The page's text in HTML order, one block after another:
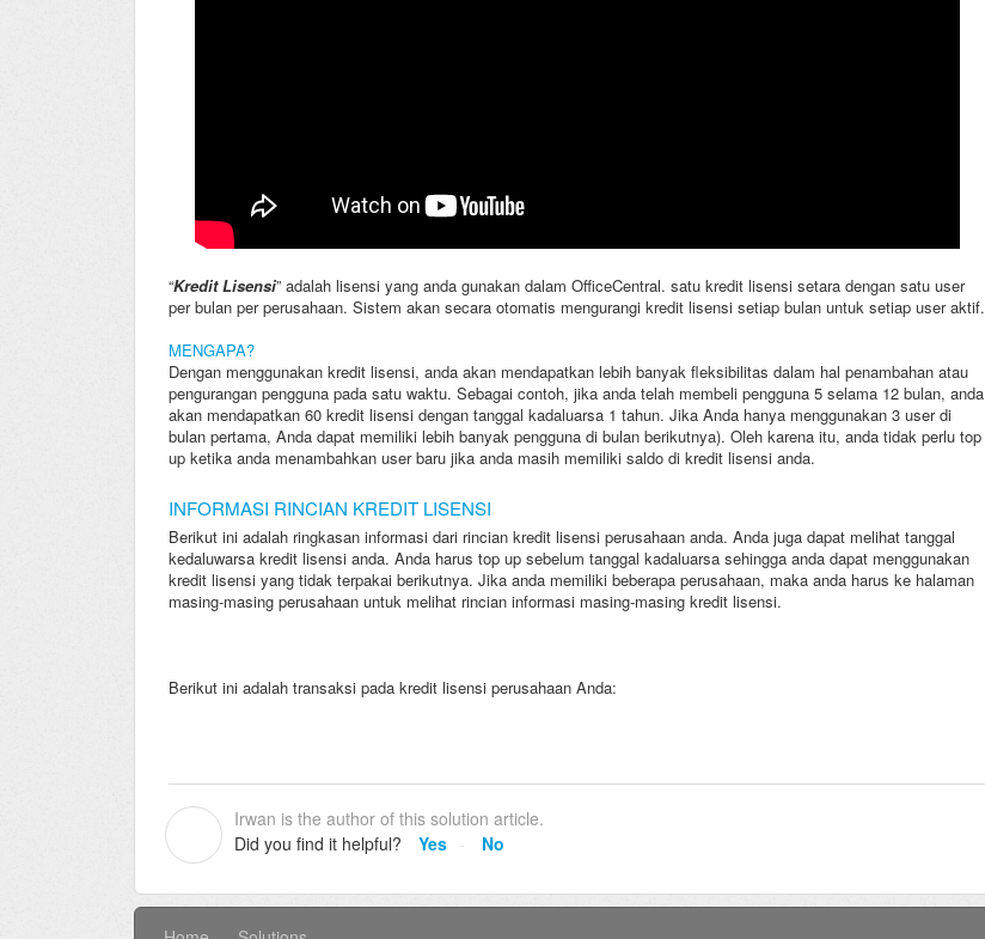
“Kredit Lisensi” adalah lisensi yang anda gunakan dalam OfficeCentral. satu kredit lisensi setara dengan satu user
per bulan per perusahaan. Sistem akan secara otomatis mengurangi kredit lisensi setiap bulan untuk setiap user aktif.
MENGAPA?
Dengan menggunakan kredit lisensi, anda akan mendapatkan lebih banyak fleksibilitas dalam hal penambahan atau
pengurangan pengguna pada satu waktu. Sebagai contoh, jika anda telah membeli pengguna 5 selama 12 bulan, anda
akan mendapatkan 60 kredit lisensi dengan tanggal kadaluarsa 1 tahun. Jika Anda hanya menggunakan 3 user di
bulan pertama, Anda dapat memiliki lebih banyak pengguna di bulan berikutnya). Oleh karena itu, anda tidak perlu top
up ketika anda menambahkan user baru jika anda masih memiliki saldo di kredit lisensi anda.
INFORMASI RINCIAN KREDIT LISENSI
Berikut ini adalah ringkasan informasi dari rincian kredit lisensi perusahaan anda. Anda juga dapat melihat tanggal
kedaluwarsa kredit lisensi anda. Anda harus top up sebelum tanggal kadaluarsa sehingga anda dapat menggunakan
kredit lisensi yang tidak terpakai berikutnya. Jika anda memiliki beberapa perusahaan, maka anda harus ke halaman
masing-masing perusahaan untuk melihat rincian informasi masing-masing kredit lisensi.
Berikut ini adalah transaksi pada kredit lisensi perusahaan Anda:
Irwan is the author of this solution article.
Did you find it helpful?
Yes No